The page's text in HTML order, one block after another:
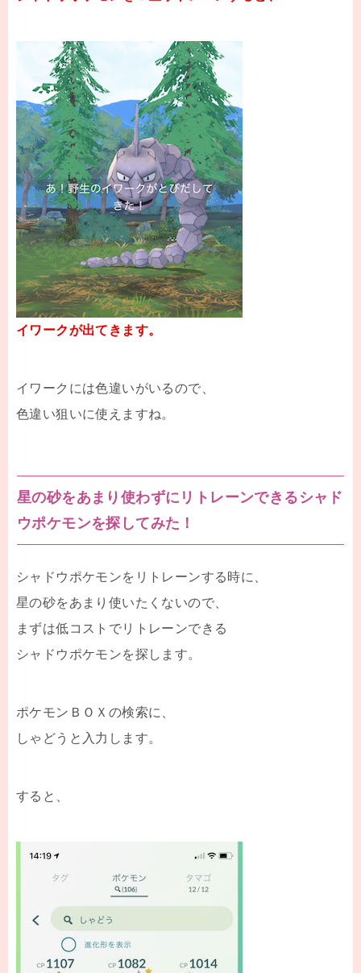
イワークが出てきます。
イワークには色違いがいるので、
色違い狙いに使えますね。
星の砂をあまり使わずにリトレーンできるシャド
ウポケモンを探してみた！
シャドウポケモンをリトレーンする時に、
星の砂をあまり使いたくないので、
まずは低コストでリトレーンできる
シャドウポケモンを探します。
ポケモンＢＯＸの検索に、
しゃどうと入力します。
すると、